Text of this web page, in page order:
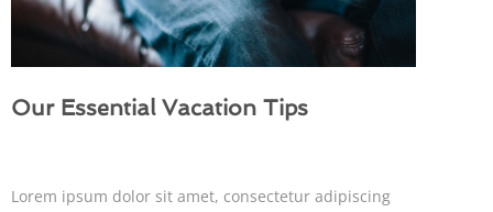
Our Essential Vacation Tips
Lorem ipsum dolor sit amet, consectetur adipiscing